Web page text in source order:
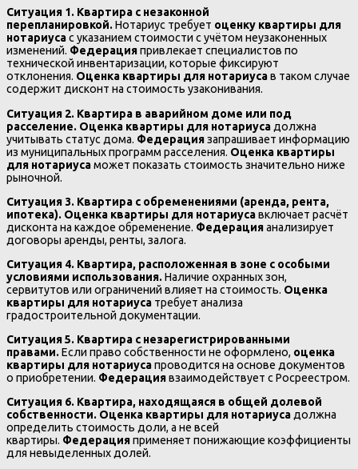
Ситуация 1. Квартира с незаконной
перепланировкой.Нотариус требует оценку квартиры для
нотариусас указанием стоимости с учётом неузаконенных
изменений. Федерацияпривлекает специалистов по
технической инвентаризации, которые фиксируют
отклонения. Оценка квартиры для нотариусав таком случае
содержит дисконт на стоимость узаконивания.
Ситуация 2. Квартира в аварийном доме или под
расселение. Оценка квартиры для нотариуса должна
учитывать статус дома. Федерациязапрашивает информацию
из муниципальных программ расселения. Оценка квартиры
для нотариусаможет показать стоимость значительно ниже
рыночной.
Ситуация 3. Квартира с обременениями (аренда, рента,
ипотека). Оценка квартиры для нотариусавключает расчёт
дисконта на каждое обременение. Федерацияанализирует
договоры аренды, ренты, залога.
Ситуация 4. Квартира, расположенная в зоне с особыми
условиями использования.Наличие охранных зон,
сервитутов или ограничений влияет на стоимость. Оценка
квартиры для нотариуса требует анализа
градостроительной документации.
Ситуация 5. Квартира с незарегистрированными
правами.Если право собственности не оформлено, оценка
квартиры для нотариусапроводится на основе документов
о приобретении. Федерациявзаимодействует с Росреестром.
Ситуация 6. Квартира, находящаяся в общей долевой
собственности. Оценка квартиры для нотариуса должна
определить стоимость доли, а не всей
квартиры. Федерацияприменяет понижающие коэффициенты
для невыделенных долей.